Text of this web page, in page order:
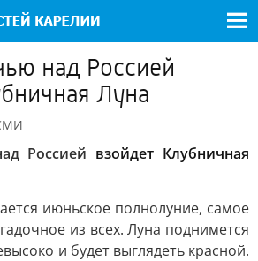
над Россией
Луна
Россией взойдет Клубничная
июньское полнолуние, самое
из всех. Луна поднимется
и будет выглядеть красной.